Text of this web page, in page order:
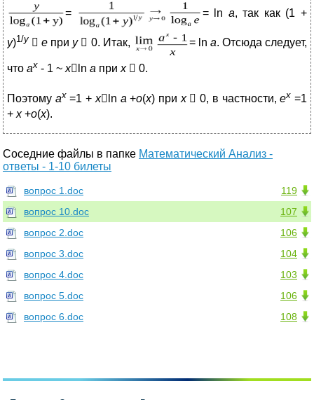
= = ln a, так как (1 +
y)1/y  е при y 0. Итак, = ln a. Отсюда следует,
что ах - 1 ~ x ln a при х 0.
Поэтому ах =1 + x ln a +o(x) при х 0, в частности,ех =1
+ x+o(x).
Соседние файлы в папке Математический Анализ -
ответы - 1-10 билеты
119
вопрос 1.doc
107
вопрос 10.doc
106
вопрос 2.doc
104
вопрос 3.doc
103
вопрос 4.doc
106
вопрос 5.doc
108
вопрос 6.doc